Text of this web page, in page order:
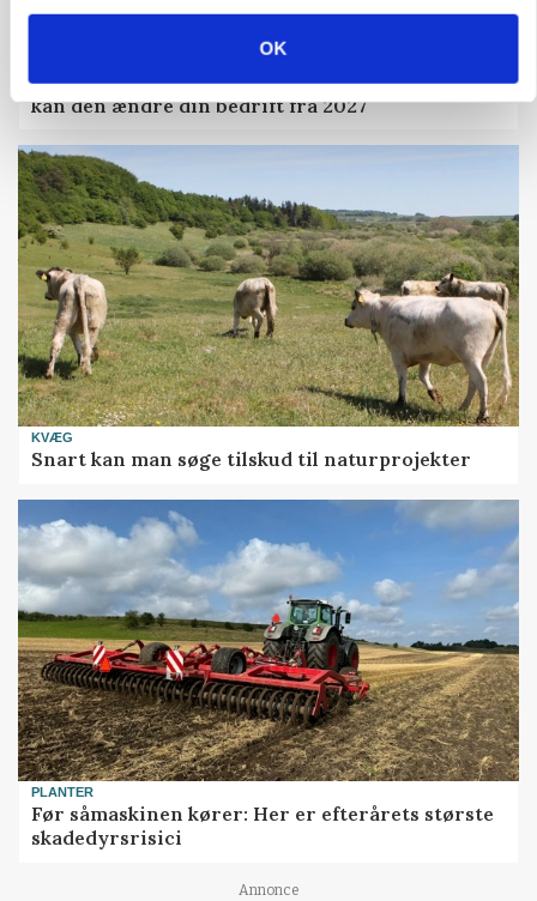
OK
Folketinget behandler ny gødskningslov: Sådan
kan den ændre din bedrift fra 2027
KVÆG
Snart kan man søge tilskud til naturprojekter
PLANTER
Før såmaskinen kører: Her er efterårets største
skadedyrsrisici
Annonce